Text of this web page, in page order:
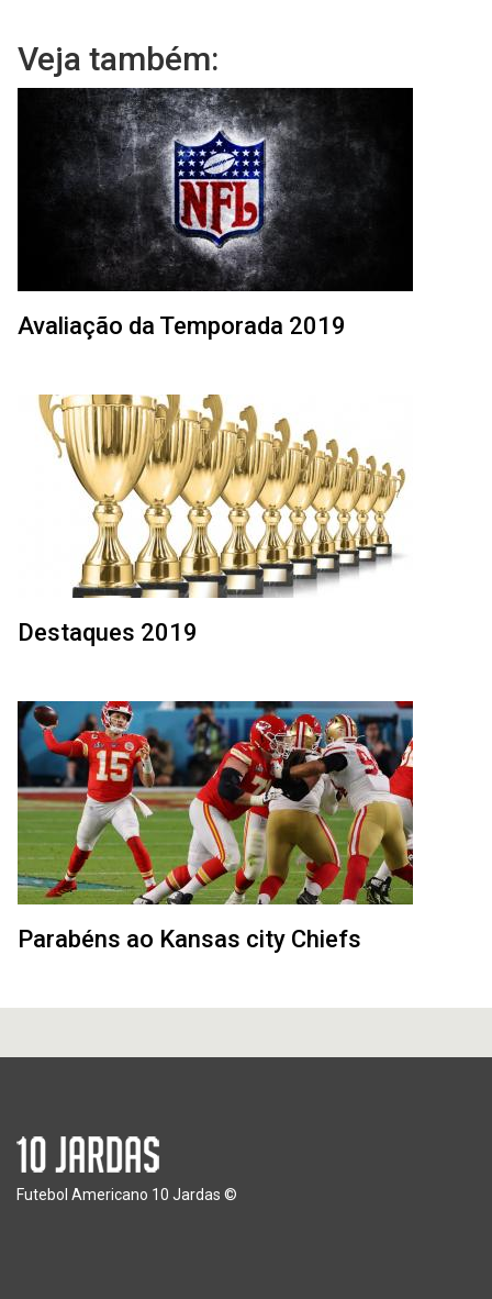
Veja também:
Avaliação da Temporada 2019
Destaques 2019
Parabéns ao Kansas city Chiefs
Futebol Americano 10 Jardas ©